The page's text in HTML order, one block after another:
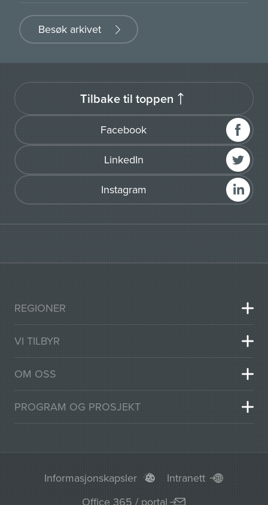
Besøk arkivet
Facebook
LinkedIn
Instagram
Tilbake til toppen
REGIONER
VI TILBYR
OM OSS
PROGRAM OG PROSJEKT
Informasjonskapsler
Intranett
Office 365 / portal